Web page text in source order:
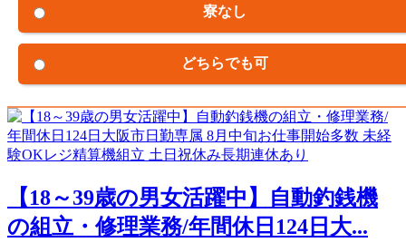
寮なし
どちらでも可
【18～39歳の男女活躍中】自動釣銭機
の組立・修理業務/年間休日124日大...